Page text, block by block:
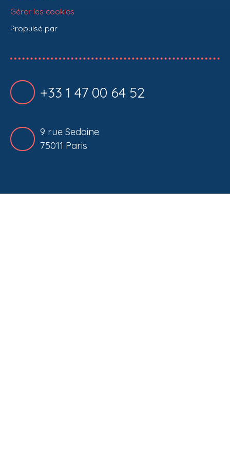
Gérer les cookies
Propulsé par
+33 1 47 00 64 52
9 rue Sedaine
75011 Paris